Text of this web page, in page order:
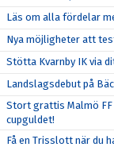
Läs om alla fördelar
Nya möjligheter att
Stötta Kvarnby IK via
Landslagsdebut på
Stort grattis Malmö
cupguldet!
Få en Trisslott när du